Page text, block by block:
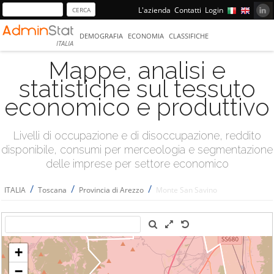
L'azienda Contatti Login
ITALIA
DEMOGRAFIA ECONOMIA CLASSIFICHE
Mappe, analisi e
statistiche sul tessuto
economico e produttivo
Livelli di occupazione e di disoccupazione, reddito
disponibile, consumi per merceologia e segmentazione
delle imprese per settore economico
ITALIA / Toscana / Provincia di Arezzo / Monte San Savino